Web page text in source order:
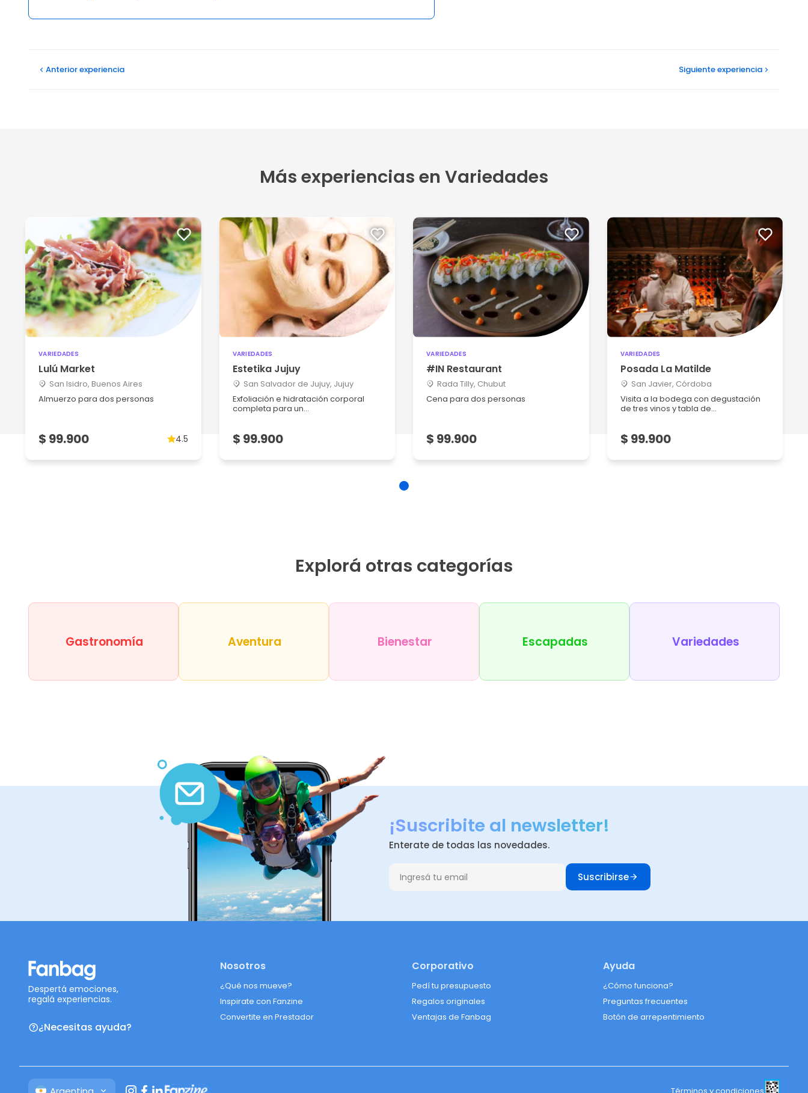
Anteriorexperiencia Siguienteexperiencia
Más experiencias en Variedades
VARIEDADES
Lulú Market
San Isidro, Buenos Aires
Almuerzo para dos personas
$ 99.900 4.5
VARIEDADES
Estetika Jujuy
San Salvador de Jujuy, Jujuy
Exfoliación e hidratación corporal
completa para un...
$ 99.900
VARIEDADES
#IN Restaurant
Rada Tilly, Chubut
Cena para dos personas
$ 99.900
VARIEDADES
Posada La Matilde
San Javier, Córdoba
Visita a la bodega con degustación
de tres vinos y tabla de...
$ 99.900
Explorá otras categorías
Gastronomía Aventura Bienestar Escapadas Variedades
¡Suscribite al newsletter!
Enterate de todas las novedades.
Suscribirse
Despertá emociones,
regalá experiencias.
¿Necesitas ayuda?
Nosotros
¿Qué nos mueve?
Inspirate con Fanzine
Convertite en Prestador
Corporativo
Pedí tu presupuesto
Regalos originales
Ventajas de Fanbag
Ayuda
¿Cómo funciona?
Preguntas frecuentes
Botón de arrepentimiento
Términos y condiciones